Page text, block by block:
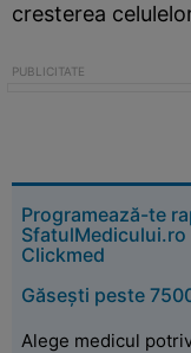
cresterea
Programează-te
Clickmed
Găsești peste
Alege medicul